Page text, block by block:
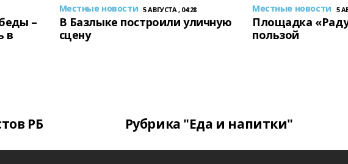
–
в
Местные новости 5 АВГУСТА , 04:28
В Базлыке построили уличную
сцену
Местные новости 5
Площадка
пользой
РБ Рубрика "Еда и напитки"